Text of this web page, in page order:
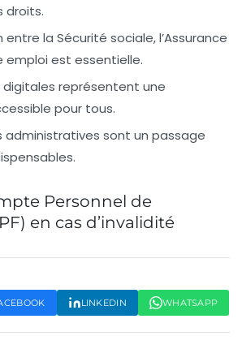
droits.
la Sécurité sociale, l’Assurance
emploi est essentielle.
représentent une
pour tous.
administratives sont un passage
Personnel de
en cas d’invalidité
LINKEDIN WHATSAPP